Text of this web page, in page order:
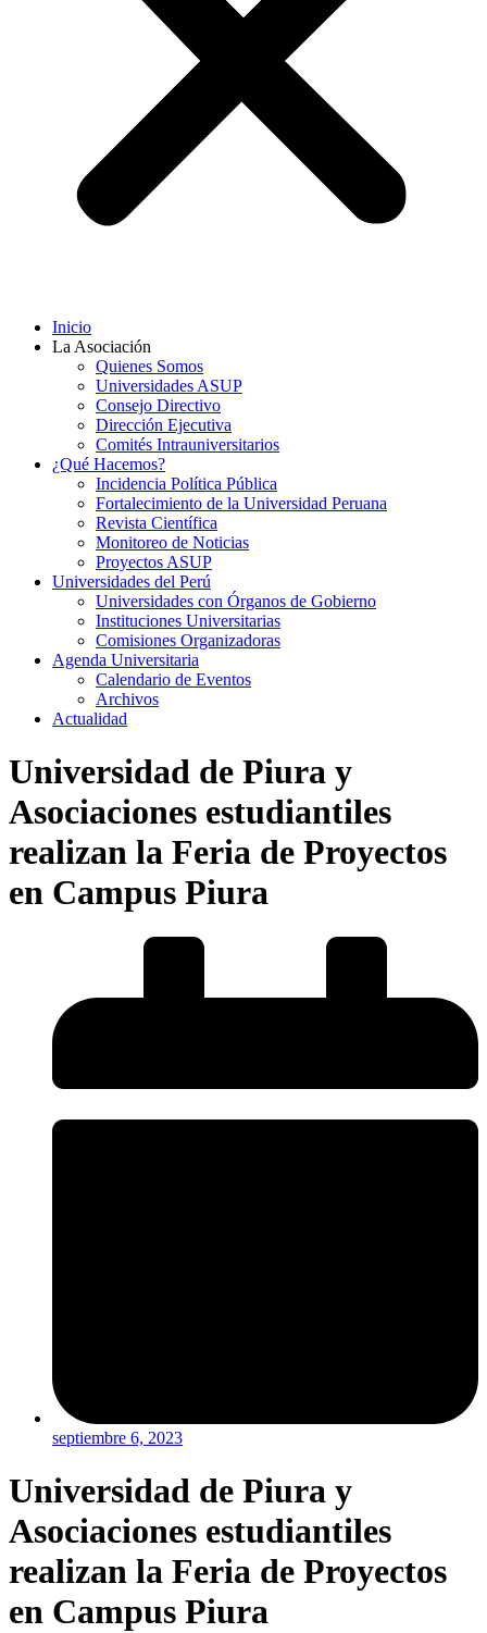
Inicio
La Asociación
Quienes Somos
Universidades ASUP
Consejo Directivo
Dirección Ejecutiva
Comités Intrauniversitarios
¿Qué Hacemos?
Incidencia Política Pública
Fortalecimiento de la Universidad Peruana
Revista Científica
Monitoreo de Noticias
Proyectos ASUP
Universidades del Perú
Universidades con Órganos de Gobierno
Instituciones Universitarias
Comisiones Organizadoras
Agenda Universitaria
Calendario de Eventos
Archivos
Actualidad
Universidad de Piura y
Asociaciones estudiantiles
realizan la Feria de Proyectos
en Campus Piura
septiembre 6, 2023
Universidad de Piura y
Asociaciones estudiantiles
realizan la Feria de Proyectos
en Campus Piura